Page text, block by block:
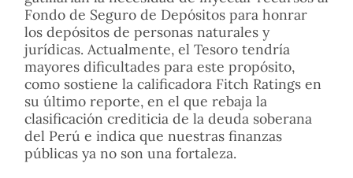
Fondo de Seguro de Depósitos para honrar
los depósitos de personas naturales y
jurídicas. Actualmente, el Tesoro tendría
mayores dificultades para este propósito,
como sostiene la calificadora Fitch Ratings en
su último reporte, en el que rebaja la
clasificación crediticia de la deuda soberana
del Perú e indica que nuestras finanzas
públicas ya no son una fortaleza.